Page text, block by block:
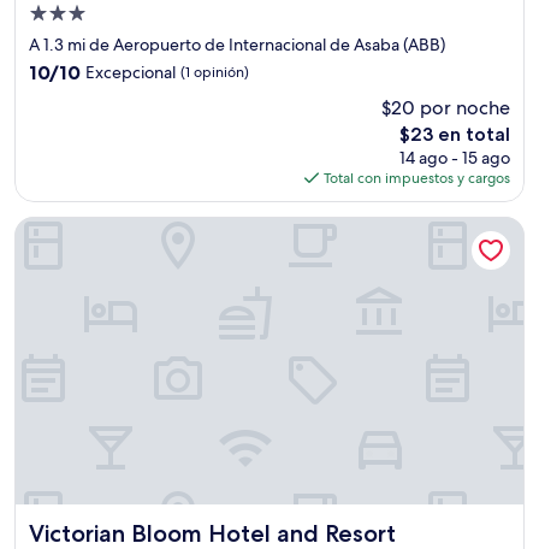
Propiedad
de
3.0
A 1.3 mi de Aeropuerto de Internacional de Asaba (ABB)
10.0
10/10 Excepcional (1 opinión)
$20 por noche
El
precio
actual
es
de
$23 en total
14 ago - 15 ago
Total con impuestos y cargos
Victorian Bloom Hotel and Resort
Victorian Bloom Hotel and Resort
Victorian Bloom Hotel and Resort